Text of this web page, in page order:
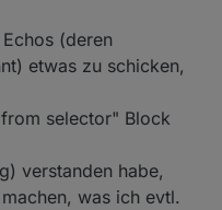
(deren
etwas zu schicken,
selector" Block
verstanden habe,
was ich evtl.